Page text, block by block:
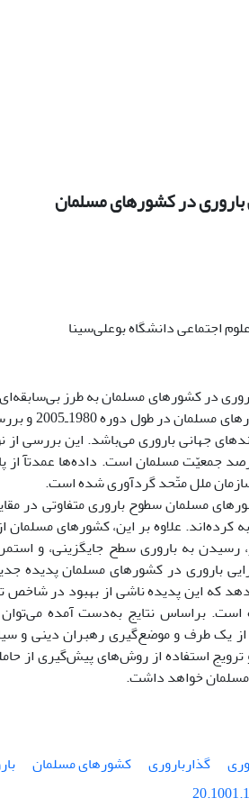
در کشورهاى مسلمان
اجتماعى دانشگاه بوعلى‌سینا
در کشورهاى مسلمان به طرز
تفاوت در
جهانى بارورى مى‌باشد. این بررسى
با دست‌کم 50 درصد جمعیّت مسلمان است. داده‌ها
ملل متّحد گردآورى شده است.
مسلمان سطوح بارورى متفاوتى در
علاوه بر این، کشورهاى مسلمان
رسیدن به بارورى سطح جایگزینى، و
بارورى در کشورهاى مسلمان پدیده
که این پدیده ناشى از بهبود در شاخص
براساس نتایج به‌دست آمده
یک طرف و موضع‌گیرى رهبران دینى و
و ترویج استفاده از روش‌هاى پیش‌گیرى از
مسلمان خواهد داشت.
گذاربارورى کشورهاى مسلمان